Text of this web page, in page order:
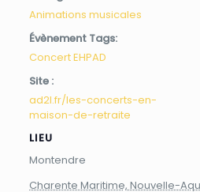
Animations musicales
Évènement Tags:
Concert EHPAD
Site :
ad2l.fr/les-concerts-en-
maison-de-retraite
LIEU
Montendre
Charente Maritime, Nouvelle-